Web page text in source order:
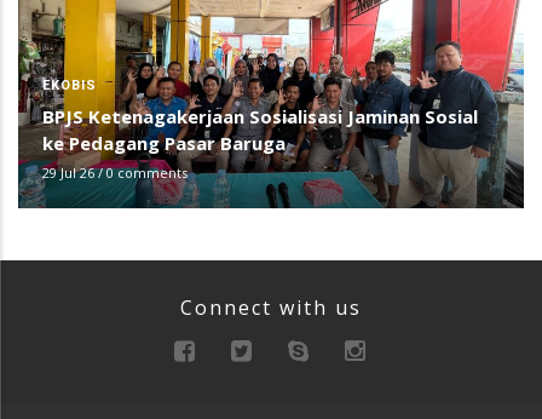
EKOBIS
BPJS Ketenagakerjaan Sosialisasi Jaminan Sosial
ke Pedagang Pasar Baruga
29 Jul 26/0 comments
Connect with us